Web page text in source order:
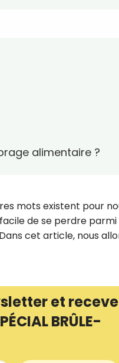
alimentaire ?
mots existent pour
de se perdre parmi
cet article, nous
et
BRÛLE-